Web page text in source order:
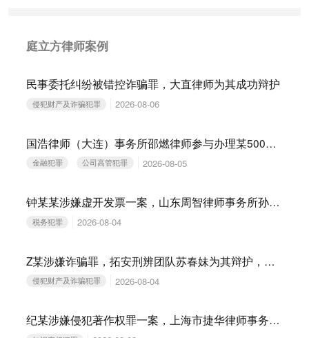
庭立方律师案例
民事委托纠纷被错控诈骗罪，大直律师为其成功辩护
侵犯财产及诈骗犯罪 2026-08-06
国浩律师（大连）事务所邵燃律师参与办理某500强民营企业涉嫌集资诈骗罪案
金融犯罪 公司高管犯罪 2026-08-05
钟某某涉嫌虚开发票一案，山东周智律师事务所孙建华、孙明晗律师为其辩护，获撤回移送审查起诉的结果
税务犯罪 2026-08-04
Z某涉嫌诈骗罪，拓安刑辨团队苏春妹为其辩护，获不起诉
侵犯财产及诈骗犯罪 2026-08-04
纪某涉嫌侵犯著作权罪一案，上海市捷华律师事务所解文清律师为其辩护，公安机关撤回起诉意见，检察机关解除取保候审